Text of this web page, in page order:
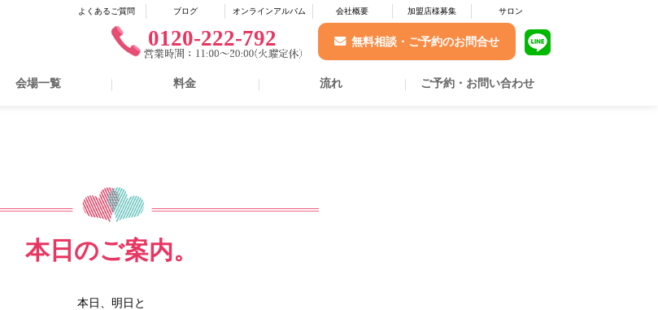
よくあるご質問 ブログ オンラインアルバム 会社概要 加盟店様募集 サロン
0120-222-792 無料相談・ご予約のお問合せ
会場一覧 料金 流れ ご予約・お問い合わせ
本日のご案内。
本日、明日と